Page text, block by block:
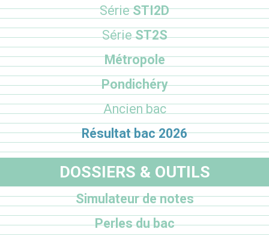
SérieSTI2D
SérieST2S
Métropole
Pondichéry
Ancien bac
Résultat bac 2026
DOSSIERS & OUTILS
Simulateur de notes
Perles du bac